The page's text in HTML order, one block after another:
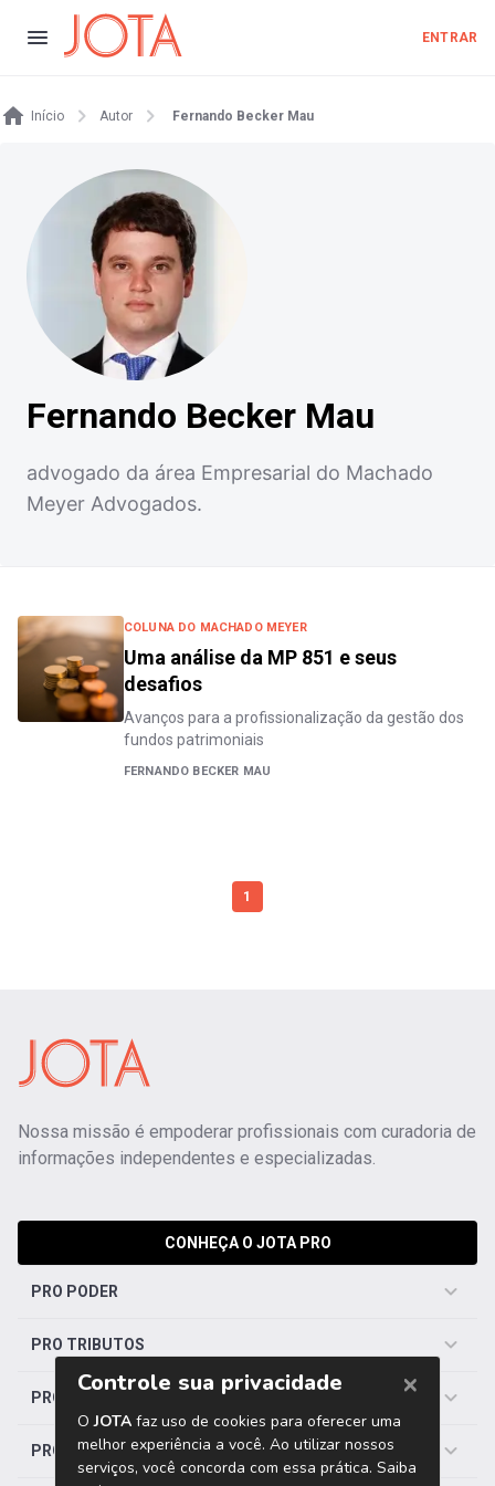
ENTRAR
Início Autor Fernando Becker Mau
Fernando Becker Mau
advogado da área Empresarial do Machado
Meyer Advogados.
COLUNA DO MACHADO MEYER
Uma análise da MP 851 e seus
desafios
Avanços para a profissionalização da gestão dos
fundos patrimoniais
FERNANDO BECKER MAU
1
Nossa missão é empoderar profissionais com curadoria de
informações independentes e especializadas.
CONHEÇA O JOTA PRO
PRO PODER
PRO TRIBUTOS
PRO TRABALHISTA
PRO SAÚDE